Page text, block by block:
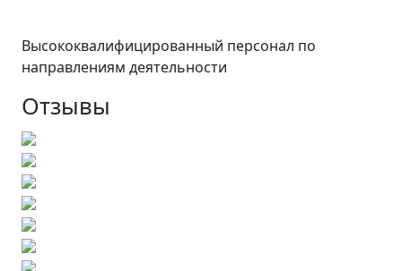
Высококвалифицированный персонал по
направлениям деятельности
Отзывы